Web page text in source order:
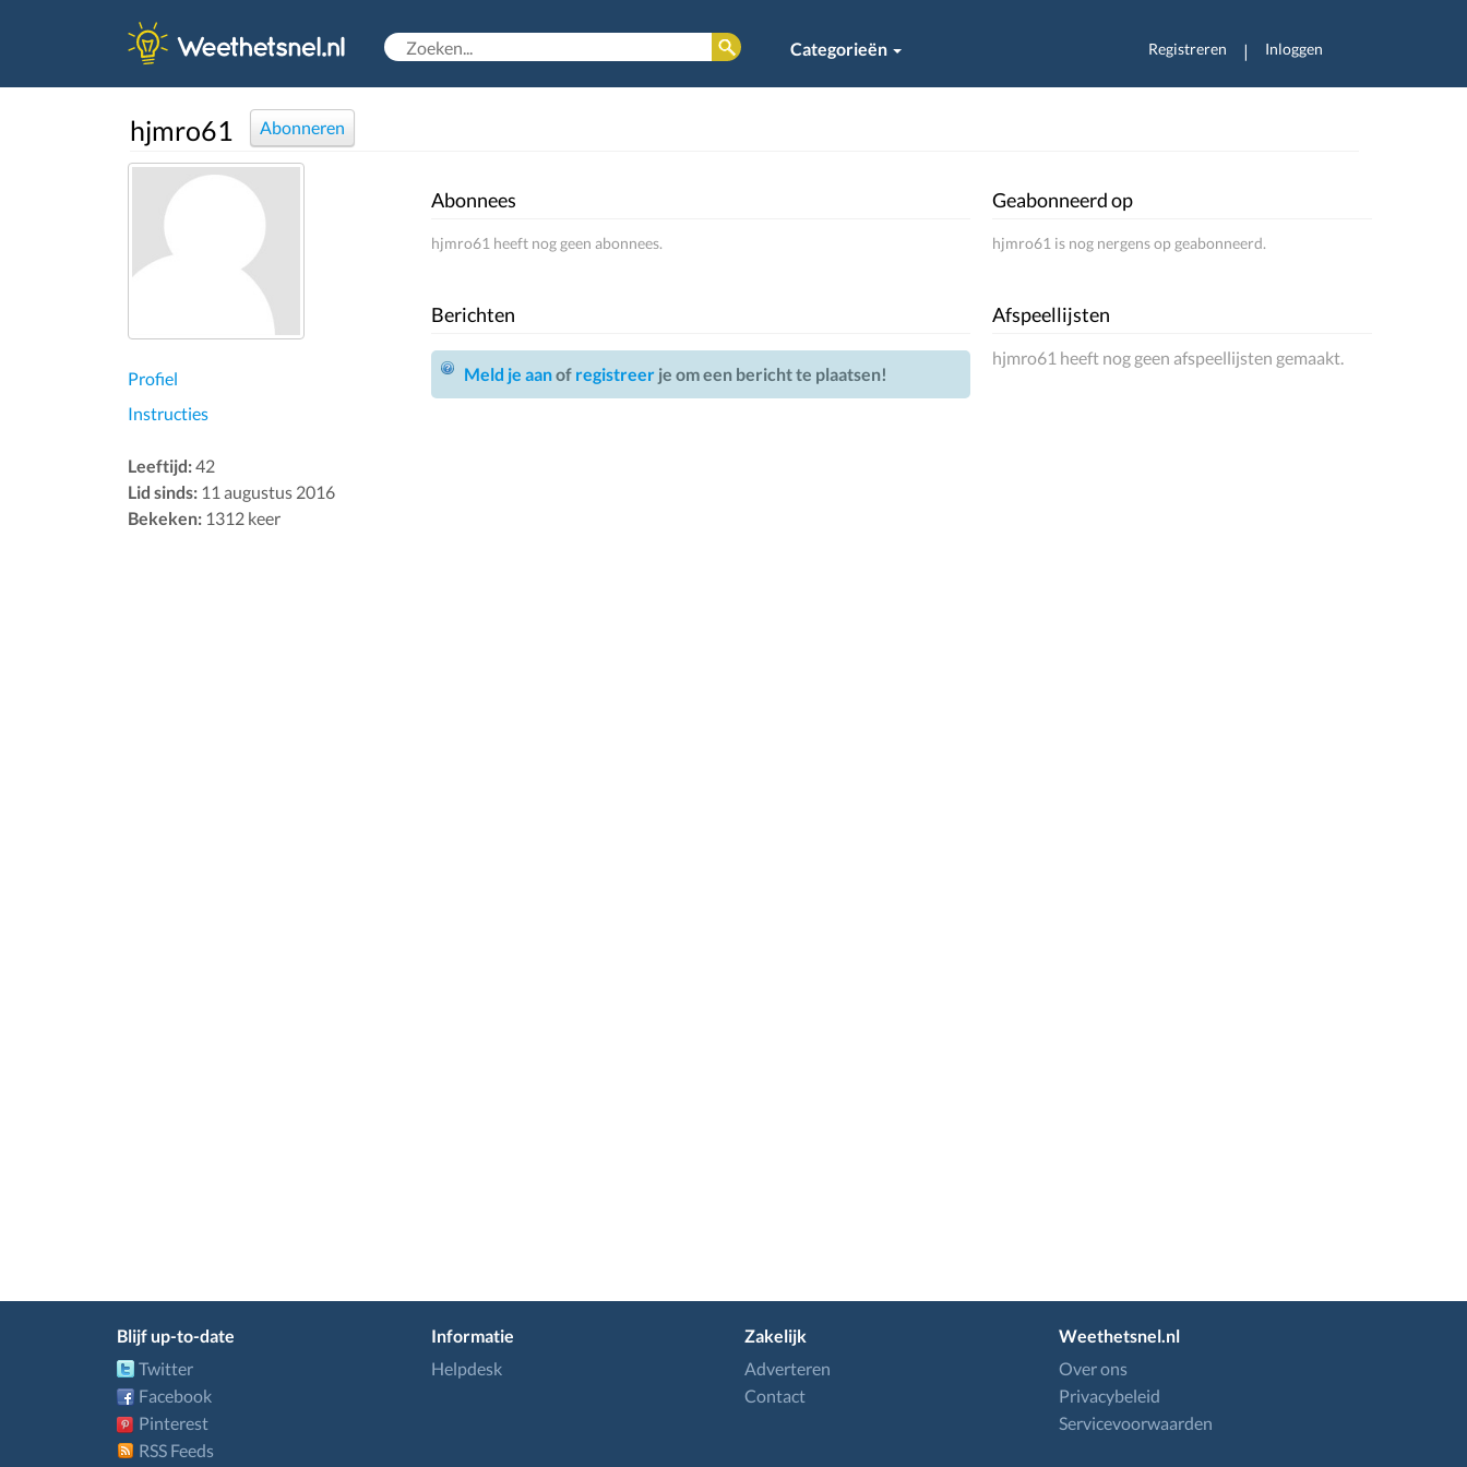
Categorieën Registreren | Inloggen
hjmro61 Abonneren
Profiel
Instructies
Leeftijd:42
Lid sinds: 11 augustus 2016
Bekeken: 1312 keer
Abonnees
hjmro61 heeft nog geen abonnees.
Berichten
Meld je aanof registreerje om een bericht te plaatsen!
Geabonneerd op
hjmro61 is nog nergens op geabonneerd.
Afspeellijsten
hjmro61 heeft nog geen afspeellijsten gemaakt.
Blijf up-to-date
Twitter
Facebook
Pinterest
RSS Feeds
Informatie
Helpdesk
Zakelijk
Adverteren
Contact
Weethetsnel.nl
Over ons
Privacybeleid
Servicevoorwaarden